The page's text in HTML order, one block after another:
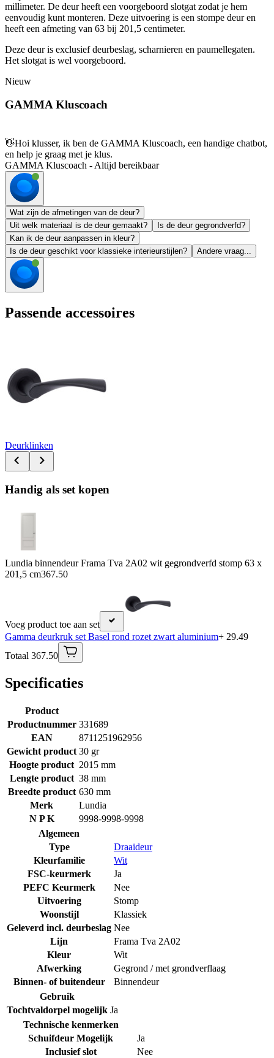
millimeter. De deur heeft een voorgeboord slotgat zodat je hem
eenvoudig kunt monteren. Deze uitvoering is een stompe deur en
heeft een afmeting van 63 bij 201,5 centimeter.
Deze deur is exclusief deurbeslag, scharnieren en paumellegaten.
Het slotgat is wel voorgeboord.
Nieuw
GAMMA Kluscoach
👋Hoi klusser, ik ben de GAMMA Kluscoach, een handige chatbot,
en help je graag met je klus.
GAMMA Kluscoach - Altijd bereikbaar
Wat zijn de afmetingen van de deur?
Uit welk materiaal is de deur gemaakt?
Is de deur gegrondverfd?
Kan ik de deur aanpassen in kleur?
Is de deur geschikt voor klassieke interieurstijlen?
Andere vraag...
Passende accessoires
Deurklinken
Handig als set kopen
Lundia binnendeur Frama Tva 2A02 wit gegrondverfd stomp 63 x
201,5 cm367.50
Voeg product toe aan set
Gamma deurkruk set Basel rond rozet zwart aluminium+ 29.49
Totaal 367.50
Specificaties
Product
Productnummer 331689
EAN
8711251962956
Gewicht product 30 gr
Hoogte product 2015 mm
Lengte product 38 mm
Breedte product 630 mm
Merk
Lundia
N P K
9998-9998-9998
Algemeen
Type
Draaideur
Kleurfamilie
Wit
FSC-keurmerk
Ja
PEFC Keurmerk
Nee
Uitvoering
Stomp
Woonstijl
Klassiek
Geleverd incl. deurbeslag Nee
Lijn
Frama Tva 2A02
Kleur
Wit
Afwerking
Gegrond / met grondverflaag
Binnen- of buitendeur
Binnendeur
Gebruik
Tochtvaldorpel mogelijk Ja
Technische kenmerken
Schuifdeur Mogelijk
Ja
Inclusief slot
Nee